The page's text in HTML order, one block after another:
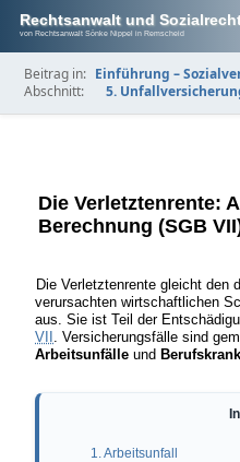
Rechtsanwalt und
von Rechtsanwalt Sönke Nippel in Remscheid
Beitrag in: Einführung –
Abschnitt:
5.
Die Verletztenrente:
Berechnung (SGB
Die Verletztenrente gleicht den
verursachten wirtschaftlichen
aus. Sie ist Teil der
VII . Versicherungsfälle sind
Arbeitsunfälle und
1. Arbeitsunfall